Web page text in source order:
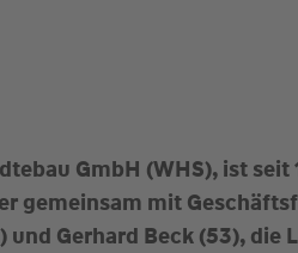
GmbH (WHS), ist seit
gemeinsam mit
Gerhard Beck (53), die